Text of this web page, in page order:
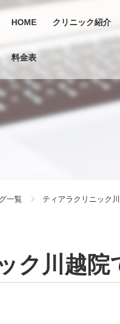
HOME クリニック紹介
料金表
一覧 ティアラクリニック
ク川越院